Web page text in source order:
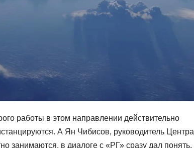
работы в этом направлении действительно
А Ян Чибисов, руководитель Центра
занимаются, в диалоге с «РГ» сразу дал понять,